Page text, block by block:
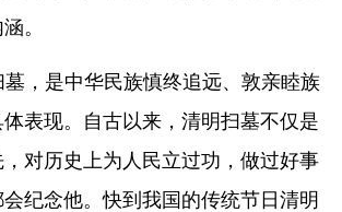
。
，是中华民族慎终追远、敦亲睦族
表现。自古以来，清明扫墓不仅是
对历史上为人民立过功，做过好事
纪念他。快到我国的传统节日清明